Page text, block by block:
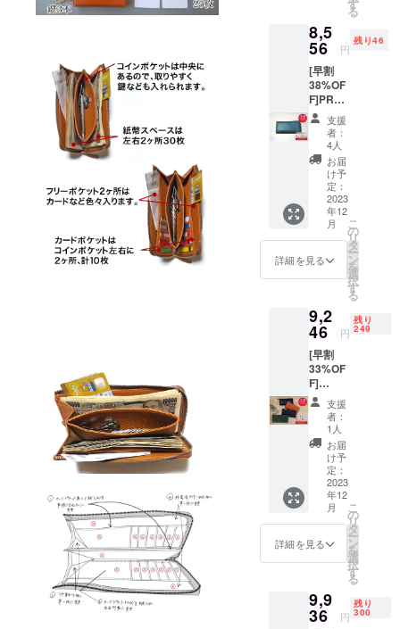
状況、
製造工
都合に
より出
荷時期
が、遅
れる場
合があ
りま
す。
にて承
りま
す。 カ
ラー:ネ
イビー *
発送は
レター
パック
便手渡
しとな
りま
す。 *発
送順が
多少前
後する
場合も
ござい
ます。 *
製造工
程上の
より出
荷時期
が、遅
れる場
合があ
りま
す。
す
る
8,5
56 円
残り46
[早割
38%OF
F]PRE
MIUM1
点 一般
販売予
定価格
13,800
円(税、
送料込
み)のと
ころ50
名様限
定
38%OF
にて承
りま
す。 カ
ラー:グ
リーン *
発送は
レター
パック
便手渡
しとな
りま
す。 *発
送順が
多少前
後する
場合も
ござい
ます。 *
製造工
程上の
支援
者：
4人
お届
け予
定：
2023
年12
月
詳細を見る
こ
の
リ
タ
ー
ン
を
選
択
す
る
9,2
46 円
残り
249
[早割
33%OF
F]
PREMI
UM１点
一般販
予定価
¥13,800
(税、送
料込み)
のとこ
ろ 250
名様限
定
¥9,246(
税、送
料込み)
支援
者：
1人
お届
け予
定：
2023
年12
月
詳細を見る
こ
の
リ
タ
ー
ン
を
選
択
す
る
9,9
36 円
残り
300